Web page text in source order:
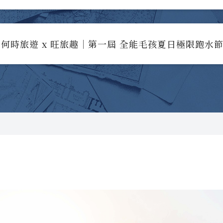
時旅遊 x 旺旅趣｜第一屆 全能毛孩夏日極限跑水節